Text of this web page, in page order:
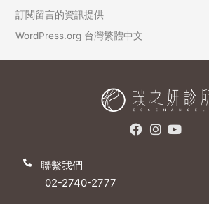
訂閱留言的資訊提供
WordPress.org 台灣繁體中文
聯繫我們
02-2740-2777